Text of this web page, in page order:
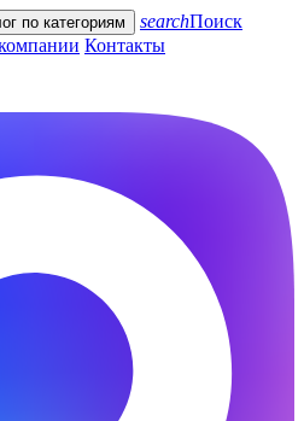
по категориям searchПоиск
Контакты